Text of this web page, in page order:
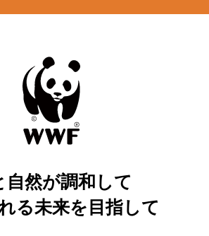
自然が調和して
る未来を目指して